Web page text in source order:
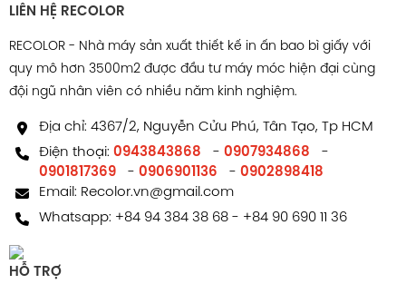
LIÊN HỆ RECOLOR
RECOLOR - Nhà máy sản xuất thiết kế in ấn bao bì giấy với
quy mô hơn 3500m2 được đầu tư máy móc hiện đại cùng
đội ngũ nhân viên có nhiều năm kinh nghiệm.
Địa chỉ: 4367/2, Nguyễn Cửu Phú, Tân Tạo, Tp HCM
Điện thoại: 0943843868 - 0907934868
-
0901817369
- 0906901136 - 0902898418
Email: Recolor.vn@gmail.com
Whatsapp: +84 94 384 38 68- +84 90 690 11 36
HỖ TRỢ